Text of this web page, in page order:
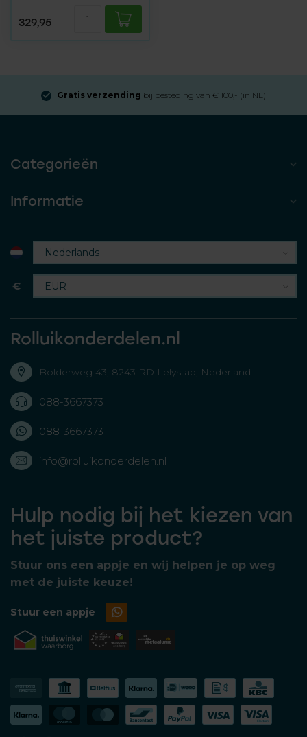
329,95
Gratis verzending bij besteding van € 100,- (in NL)
Categorieën
Informatie
€
Rolluikonderdelen.nl
Bolderweg 43, 8243 RD Lelystad, Nederland
088-3667373
088-3667373
info@rolluikonderdelen.nl
Hulp nodig bij het kiezen van
het juiste product?
Stuur ons een appje en wij helpen je op weg
met de juiste keuze!
Stuur een appje